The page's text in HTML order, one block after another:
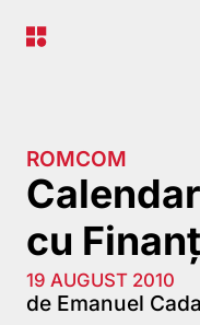
ROMCOM
cu
19 AUGUST 2010
de Emanuel